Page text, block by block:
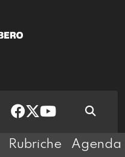
Rubriche Agenda